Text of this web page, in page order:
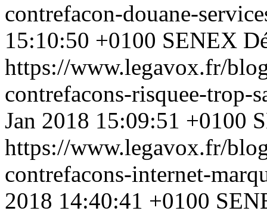
contrefacon-douane-
15:10:50 +0100 SENEX
https://www.legavox.fr/
contrefacons-risquee-trop-
Jan 2018 15:09:51 +0100
https://www.legavox.fr/
contrefacons-internet-
2018 14:40:41 +0100